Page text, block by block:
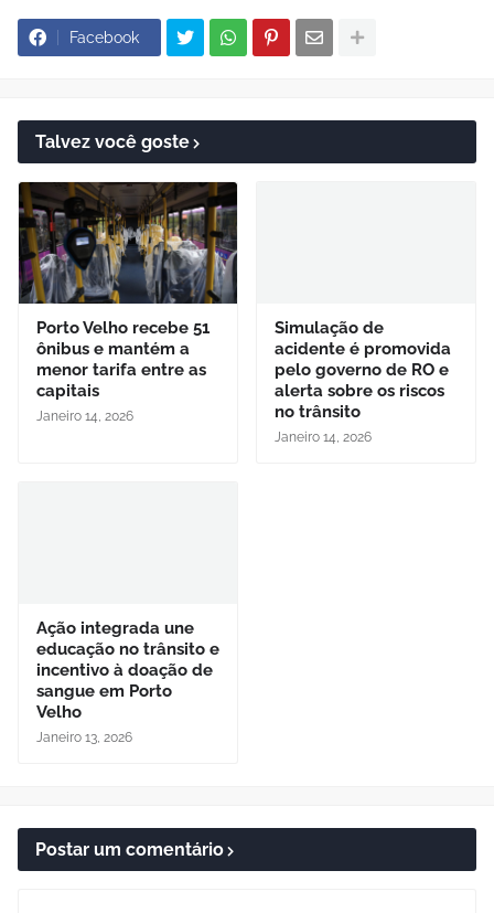
Facebook
Talvez você goste
Porto Velho recebe 51
ônibus e mantém a
menor tarifa entre as
capitais
Janeiro 14, 2026
Simulação de
acidente é promovida
pelo governo de RO e
alerta sobre os riscos
no trânsito
Janeiro 14, 2026
Ação integrada une
educação no trânsito e
incentivo à doação de
sangue em Porto
Velho
Janeiro 13, 2026
Postar um comentário